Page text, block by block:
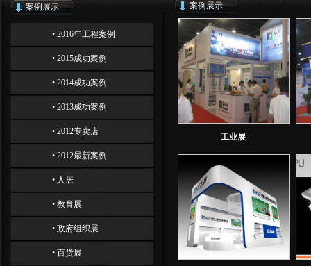
案例展示
• 2016年工程案例
• 2015成功案例
• 2014成功案例
• 2013成功案例
• 2012专卖店
• 2012最新案例
• 人居
• 教育展
• 政府组织展
• 百货展
案例展示
工业展